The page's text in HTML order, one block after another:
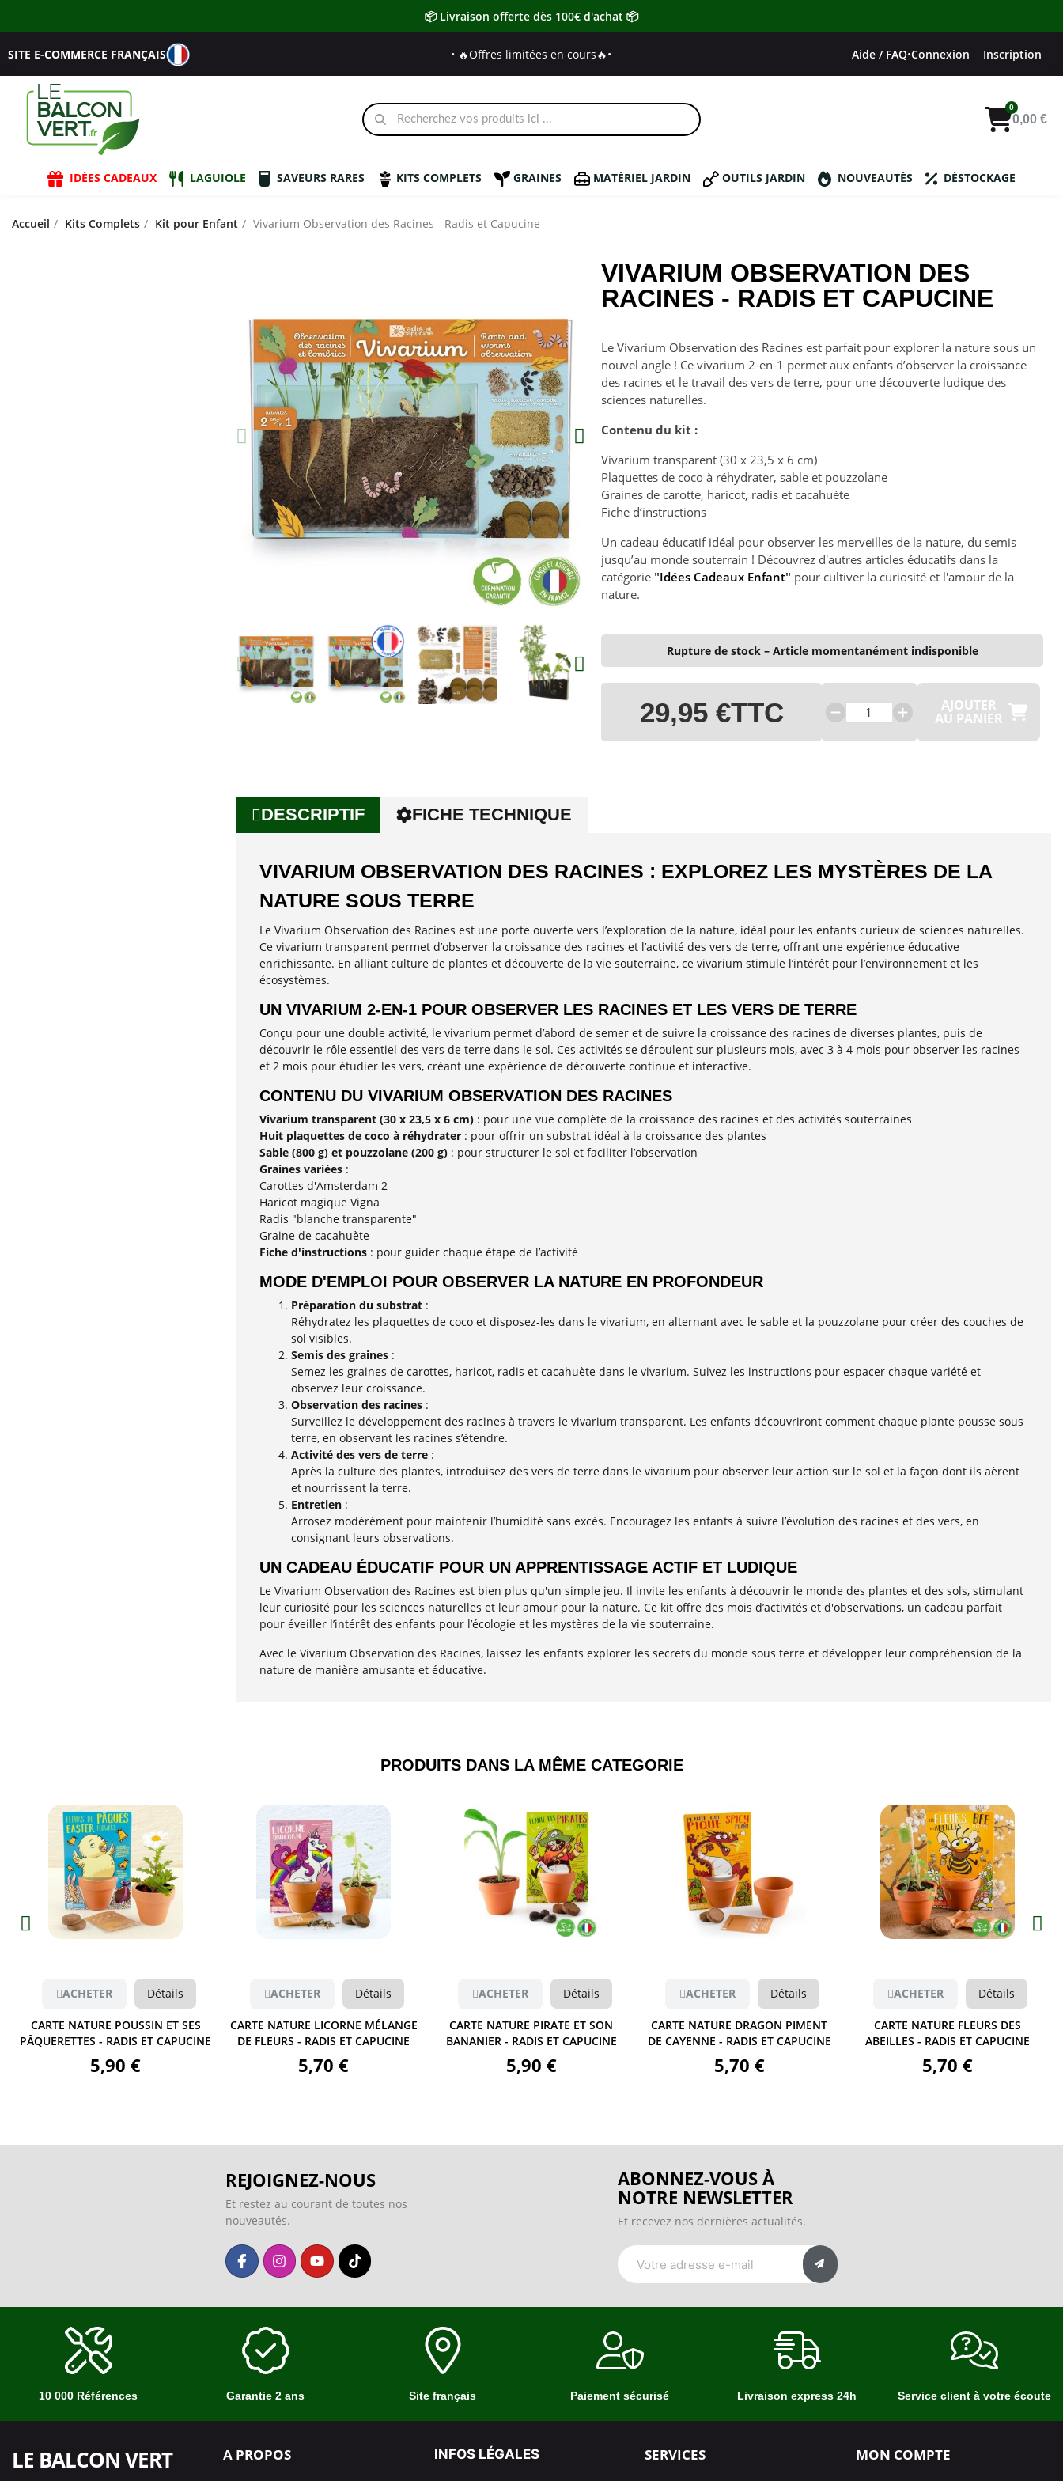
📦 Livraison offerte dès 100€ d'achat 📦
SITE E-COMMERCE FRANÇAIS • 🔥Offres limitées en cours🔥• Aide / FAQ•Connexion Inscription
0,00 €
IDÉES CADEAUX LAGUIOLE SAVEURS RARES KITS COMPLETS GRAINES MATÉRIEL JARDIN OUTILS JARDIN NOUVEAUTÉS DÉSTOCKAGE
Accueil Kits Complets Kit pour Enfant Vivarium Observation des Racines - Radis et Capucine
VIVARIUM OBSERVATION DES
RACINES - RADIS ET CAPUCINE
Le Vivarium Observation des Racines est parfait pour explorer la nature sous un
nouvel angle ! Ce vivarium 2-en-1 permet aux enfants d’observer la croissance
des racines et le travail des vers de terre, pour une découverte ludique des
sciences naturelles.
Contenu du kit :
Vivarium transparent (30 x 23,5 x 6 cm)
Plaquettes de coco à réhydrater, sable et pouzzolane
Graines de carotte, haricot, radis et cacahuète
Fiche d’instructions
Un cadeau éducatif idéal pour observer les merveilles de la nature, du semis
jusqu’au monde souterrain ! Découvrez d'autres articles éducatifs dans la
catégorie "Idées Cadeaux Enfant" pour cultiver la curiosité et l'amour de la
nature.
Rupture de stock – Article momentanément indisponible
29,95 €TTC AJOUTER
AU PANIER
DESCRIPTIF FICHE TECHNIQUE
VIVARIUM OBSERVATION DES RACINES : EXPLOREZ LES MYSTÈRES DE LA
NATURE SOUS TERRE
Le Vivarium Observation des Racines est une porte ouverte vers l’exploration de la nature, idéal pour les enfants curieux de sciences naturelles.
Ce vivarium transparent permet d’observer la croissance des racines et l’activité des vers de terre, offrant une expérience éducative
enrichissante. En alliant culture de plantes et découverte de la vie souterraine, ce vivarium stimule l’intérêt pour l’environnement et les
écosystèmes.
UN VIVARIUM 2-EN-1 POUR OBSERVER LES RACINES ET LES VERS DE TERRE
Conçu pour une double activité, le vivarium permet d’abord de semer et de suivre la croissance des racines de diverses plantes, puis de
découvrir le rôle essentiel des vers de terre dans le sol. Ces activités se déroulent sur plusieurs mois, avec 3 à 4 mois pour observer les racines
et 2 mois pour étudier les vers, créant une expérience de découverte continue et interactive.
CONTENU DU VIVARIUM OBSERVATION DES RACINES
Vivarium transparent (30 x 23,5 x 6 cm): pour une vue complète de la croissance des racines et des activités souterraines
Huit plaquettes de coco à réhydrater: pour offrir un substrat idéal à la croissance des plantes
Sable (800 g) et pouzzolane (200 g): pour structurer le sol et faciliter l’observation
Graines variées:
Carottes d'Amsterdam 2
Haricot magique Vigna
Radis "blanche transparente"
Graine de cacahuète
Fiche d'instructions: pour guider chaque étape de l’activité
MODE D'EMPLOI POUR OBSERVER LA NATURE EN PROFONDEUR
Préparation du substrat:
Réhydratez les plaquettes de coco et disposez-les dans le vivarium, en alternant avec le sable et la pouzzolane pour créer des couches de
sol visibles.
Semis des graines:
Semez les graines de carottes, haricot, radis et cacahuète dans le vivarium. Suivez les instructions pour espacer chaque variété et
observez leur croissance.
Observation des racines:
Surveillez le développement des racines à travers le vivarium transparent. Les enfants découvriront comment chaque plante pousse sous
terre, en observant les racines s’étendre.
Activité des vers de terre:
Après la culture des plantes, introduisez des vers de terre dans le vivarium pour observer leur action sur le sol et la façon dont ils aèrent
et nourrissent la terre.
Entretien:
Arrosez modérément pour maintenir l’humidité sans excès. Encouragez les enfants à suivre l’évolution des racines et des vers, en
consignant leurs observations.
UN CADEAU ÉDUCATIF POUR UN APPRENTISSAGE ACTIF ET LUDIQUE
Le Vivarium Observation des Racines est bien plus qu'un simple jeu. Il invite les enfants à découvrir le monde des plantes et des sols, stimulant
leur curiosité pour les sciences naturelles et leur amour pour la nature. Ce kit offre des mois d’activités et d'observations, un cadeau parfait
pour éveiller l’intérêt des enfants pour l’écologie et les mystères de la vie souterraine.
Avec le Vivarium Observation des Racines, laissez les enfants explorer les secrets du monde sous terre et développer leur compréhension de la
nature de manière amusante et éducative.
PRODUITS DANS LA MÊME CATEGORIE​
Aperçu
Détails
POUSSIN ET SES
- RADIS ET CAPUCINE
Détails
CARTE NATURE LICORNE MÉLANGE
DE FLEURS - RADIS ET CAPUCINE
Détails
CARTE NATURE PIRATE ET SON
BANANIER - RADIS ET CAPUCINE
Détails
CARTE NATURE DRAGON PIMENT
DE CAYENNE - RADIS ET CAPUCINE
Aperçu
Détails
CARTE NATURE FLEURS DES
ABEILLES - RADIS ET CAPUCINE
CARTE
RADIS
REJOIGNEZ-NOUS
Et restez au courant de toutes nos
nouveautés.
ABONNEZ-VOUS À
NOTRE NEWSLETTER
Et recevez nos dernières actualités.
10 000 Références Garantie 2 ans Site français Paiement sécurisé Livraison express 24h Service client à votre écoute
LE BALCON VERT A PROPOS INFOS LÉGALES SERVICES MON COMPTE